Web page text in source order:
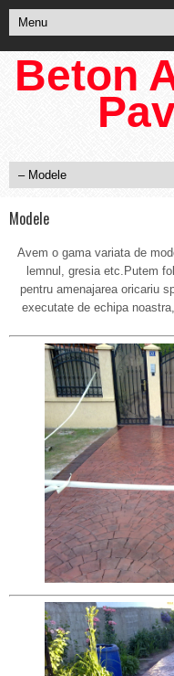
Beton
Modele
Avem o gama variata de
lemnul, gresia etc.Putem
pentru amenajarea oricariu
executate de echipa